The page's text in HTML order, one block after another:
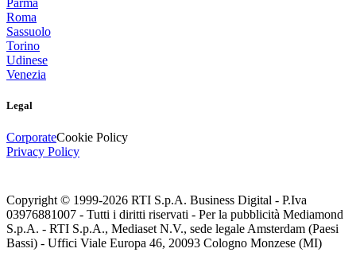
Parma
Roma
Sassuolo
Torino
Udinese
Venezia
Legal
CorporateCookie Policy
Privacy Policy
Copyright © 1999-2026 RTI S.p.A. Business Digital - P.Iva
03976881007 - Tutti i diritti riservati - Per la pubblicità Mediamond
S.p.A. - RTI S.p.A., Mediaset N.V., sede legale Amsterdam (Paesi
Bassi) - Uffici Viale Europa 46, 20093 Cologno Monzese (MI)